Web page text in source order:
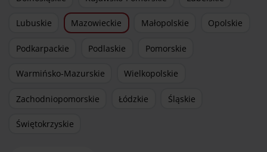
Lubuskie Mazowieckie Małopolskie Opolskie
Podkarpackie Podlaskie Pomorskie
Warmińsko-Mazurskie Wielkopolskie
Zachodniopomorskie Łódzkie Śląskie
Świętokrzyskie